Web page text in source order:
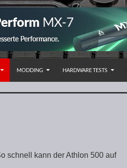
MODDING HARDWARE TESTS
schnell kann der Athlon 500 auf